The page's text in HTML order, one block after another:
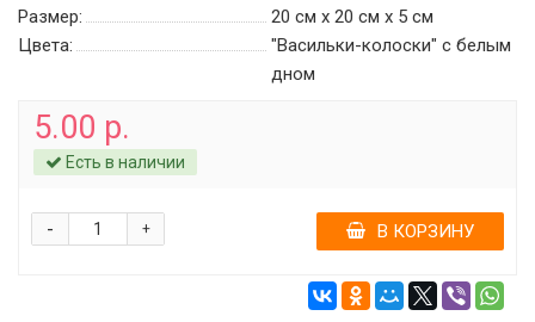
Размер:
20 см х 20 см х 5 см
Цвета:
"Васильки-колоски" c белым
дном
5.00 р.
Есть в наличии
+
- В КОРЗИНУ